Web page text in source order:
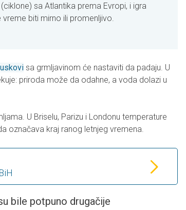
sa Atlantika prema Evropi, i igra
vreme biti mirno ili promenljivo.
sa grmljavinom će nastaviti da padaju. U
priroda može da odahne, a voda dolazi u
U Briselu, Parizu i Londonu temperature
označava kraj ranog letnjeg vremena.
bile potpuno drugačije